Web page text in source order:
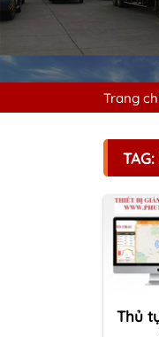
Trang
Thủ